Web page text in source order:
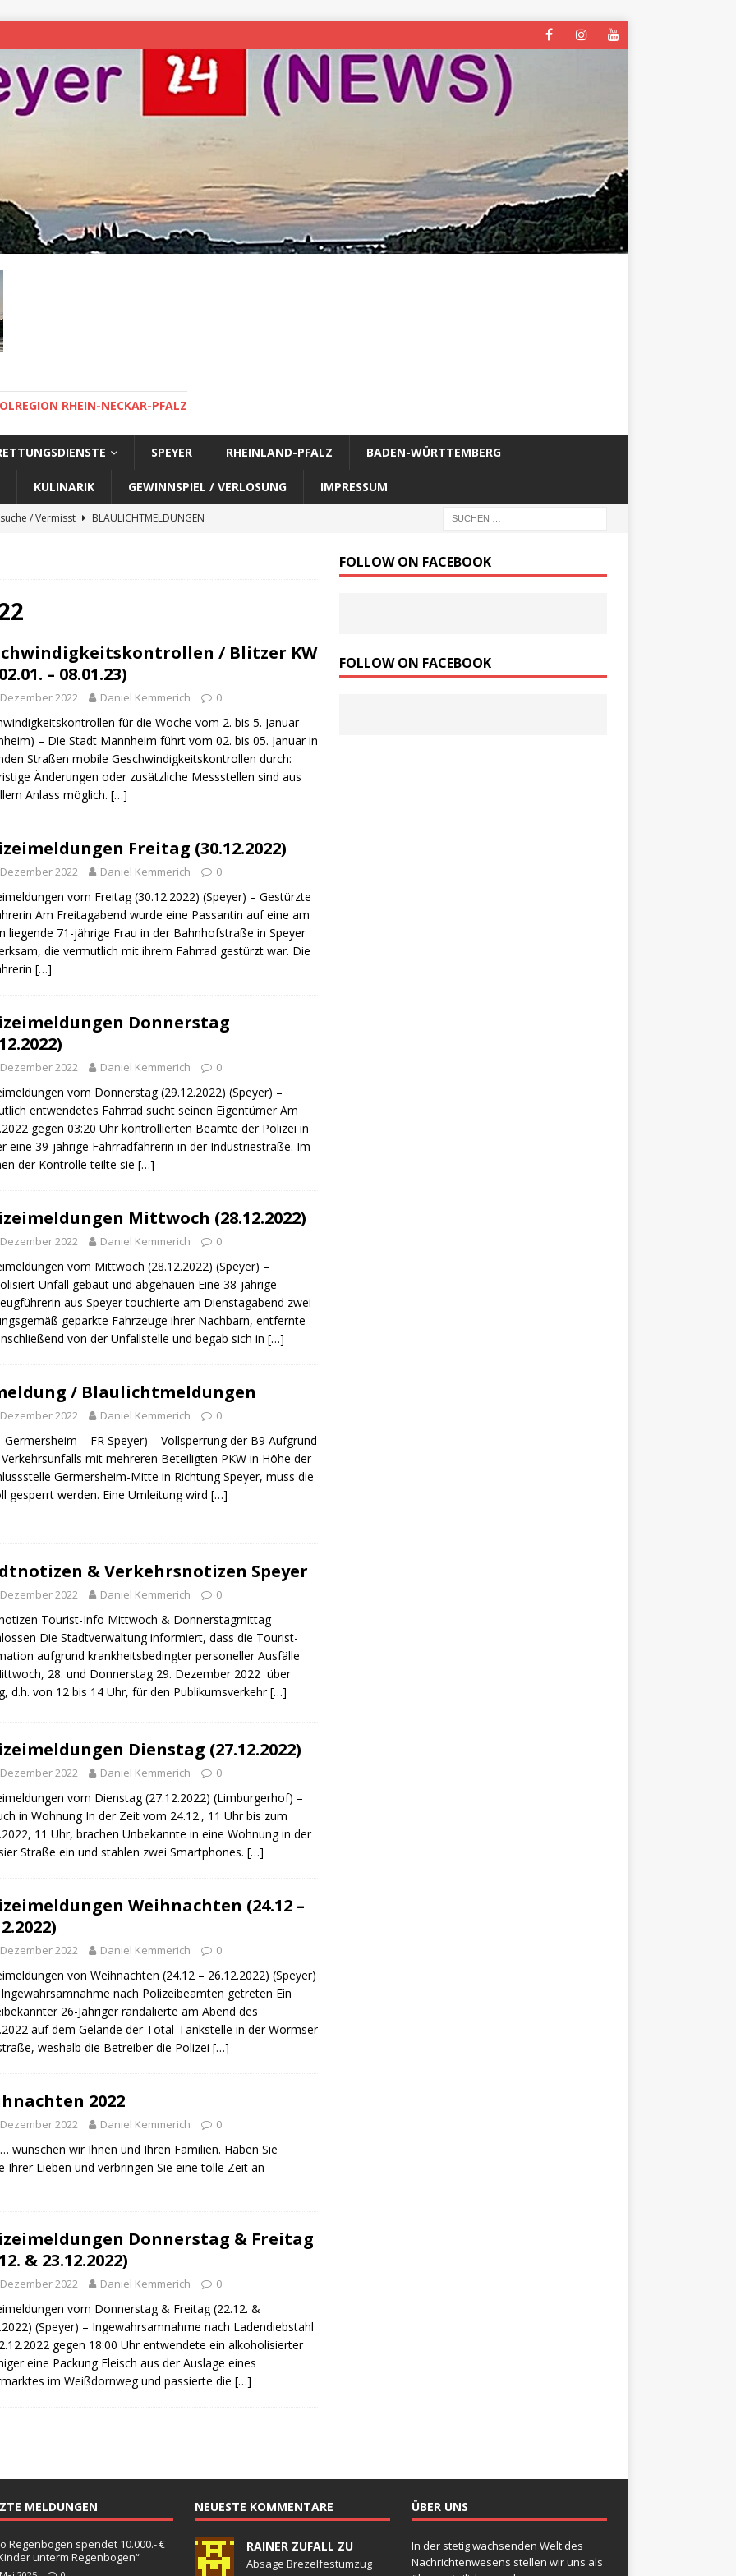
RHEIN-NECKAR-PFALZ
SPEYER RHEINLAND-PFALZ BADEN-WÜRTTEMBERG
KULINARIK GEWINNSPIEL / VERLOSUNG IMPRESSUM
/ Vermisst
BLAULICHTMELDUNGEN
/ Vermisst
/ Vermisst
/ Vermisst
BLAULICHTMELDUNGEN
/ Vermisst
BLAULICHTMELDUNGEN
/ Öffentlichkeitsfahndung
BLAULICHTMELDUNGEN
/ Vermisste Person
BLAULICHTMELDUNGEN
Polizei
BLAULICHTMELDUNGEN
– Militärischer Übungsplatz Dudenhofen / Speyer
UMWELT
spendet 10.000.- € an „Kinder unterm Regenbogen“
Blitzer / Geschwindigkeitsmessung für die KW 19 (05.05. –
gewinnt vor der Schweiz den Longines EEF Nations Cup im
Speyer / Brazzeltag
/ Speyer
SPEYER
(KCanG) BLAULICHTMELDUNGEN
/ Blitzer KW
– 08.01.23)
2022 Daniel Kemmerich 0
für die Woche vom 2. bis 5. Januar
– Die Stadt Mannheim führt vom 02. bis 05. Januar in
Straßen mobile Geschwindigkeitskontrollen durch:
Änderungen oder zusätzliche Messstellen sind aus
Anlass möglich. […]
Freitag (30.12.2022)
2022 Daniel Kemmerich 0
vom Freitag (30.12.2022) (Speyer) – Gestürzte
Am Freitagabend wurde eine Passantin auf eine am
liegende 71-jährige Frau in der Bahnhofstraße in Speyer
die vermutlich mit ihrem Fahrrad gestürzt war. Die
[…]
Donnerstag
2022 Daniel Kemmerich 0
vom Donnerstag (29.12.2022) (Speyer) –
entwendetes Fahrrad sucht seinen Eigentümer Am
gegen 03:20 Uhr kontrollierten Beamte der Polizei in
eine 39-jährige Fahrradfahrerin in der Industriestraße. Im
der Kontrolle teilte sie […]
Mittwoch (28.12.2022)
2022 Daniel Kemmerich 0
vom Mittwoch (28.12.2022) (Speyer) –
Unfall gebaut und abgehauen Eine 38-jährige
aus Speyer touchierte am Dienstagabend zwei
geparkte Fahrzeuge ihrer Nachbarn, entfernte
von der Unfallstelle und begab sich in […]
/ Blaulichtmeldungen
2022 Daniel Kemmerich 0
Germersheim – FR Speyer) – Vollsperrung der B9 Aufgrund
mit mehreren Beteiligten PKW in Höhe der
Germersheim-Mitte in Richtung Speyer, muss die
gesperrt werden. Eine Umleitung wird […]
& Verkehrsnotizen Speyer
2022 Daniel Kemmerich 0
Tourist-Info Mittwoch & Donnerstagmittag
Die Stadtverwaltung informiert, dass die Tourist-
aufgrund krankheitsbedingter personeller Ausfälle
28. und Donnerstag 29. Dezember 2022 über
d.h. von 12 bis 14 Uhr, für den Publikumsverkehr[…]
Dienstag (27.12.2022)
2022 Daniel Kemmerich 0
vom Dienstag (27.12.2022) (Limburgerhof) –
in Wohnung In der Zeit vom 24.12., 11 Uhr bis zum
11 Uhr, brachen Unbekannte in eine Wohnung in der
Straße ein und stahlen zwei Smartphones. […]
Weihnachten (24.12 –
2022 Daniel Kemmerich 0
von Weihnachten (24.12 – 26.12.2022) (Speyer)
nach Polizeibeamten getreten Ein
26-Jähriger randalierte am Abend des
auf dem Gelände der Total-Tankstelle in der Wormser
weshalb die Betreiber die Polizei […]
2022
2022 Daniel Kemmerich 0
wir Ihnen und Ihren Familien. Haben Sie
Lieben und verbringen Sie eine tolle Zeit an
Donnerstag & Freitag
& 23.12.2022)
2022 Daniel Kemmerich 0
vom Donnerstag & Freitag (22.12. &
(Speyer) – Ingewahrsamnahme nach Ladendiebstahl
gegen 18:00 Uhr entwendete ein alkoholisierter
eine Packung Fleisch aus der Auslage eines
im Weißdornweg und passierte die […]
FOLLOW ON FACEBOOK
FOLLOW ON FACEBOOK
MELDUNGEN
Regenbogen spendet 10.000.- €
unterm Regenbogen“
NEUESTE KOMMENTARE
RAINER ZUFALL ZU
Absage Brezelfestumzug
ÜBER UNS
In der stetig wachsenden Welt des
Nachrichtenwesens stellen wir uns als